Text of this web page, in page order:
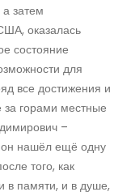
затем
оказалась
состояние
для
все достижения и
за горами местные
–
он нашёл ещё одну
того, как
в памяти, и в душе,